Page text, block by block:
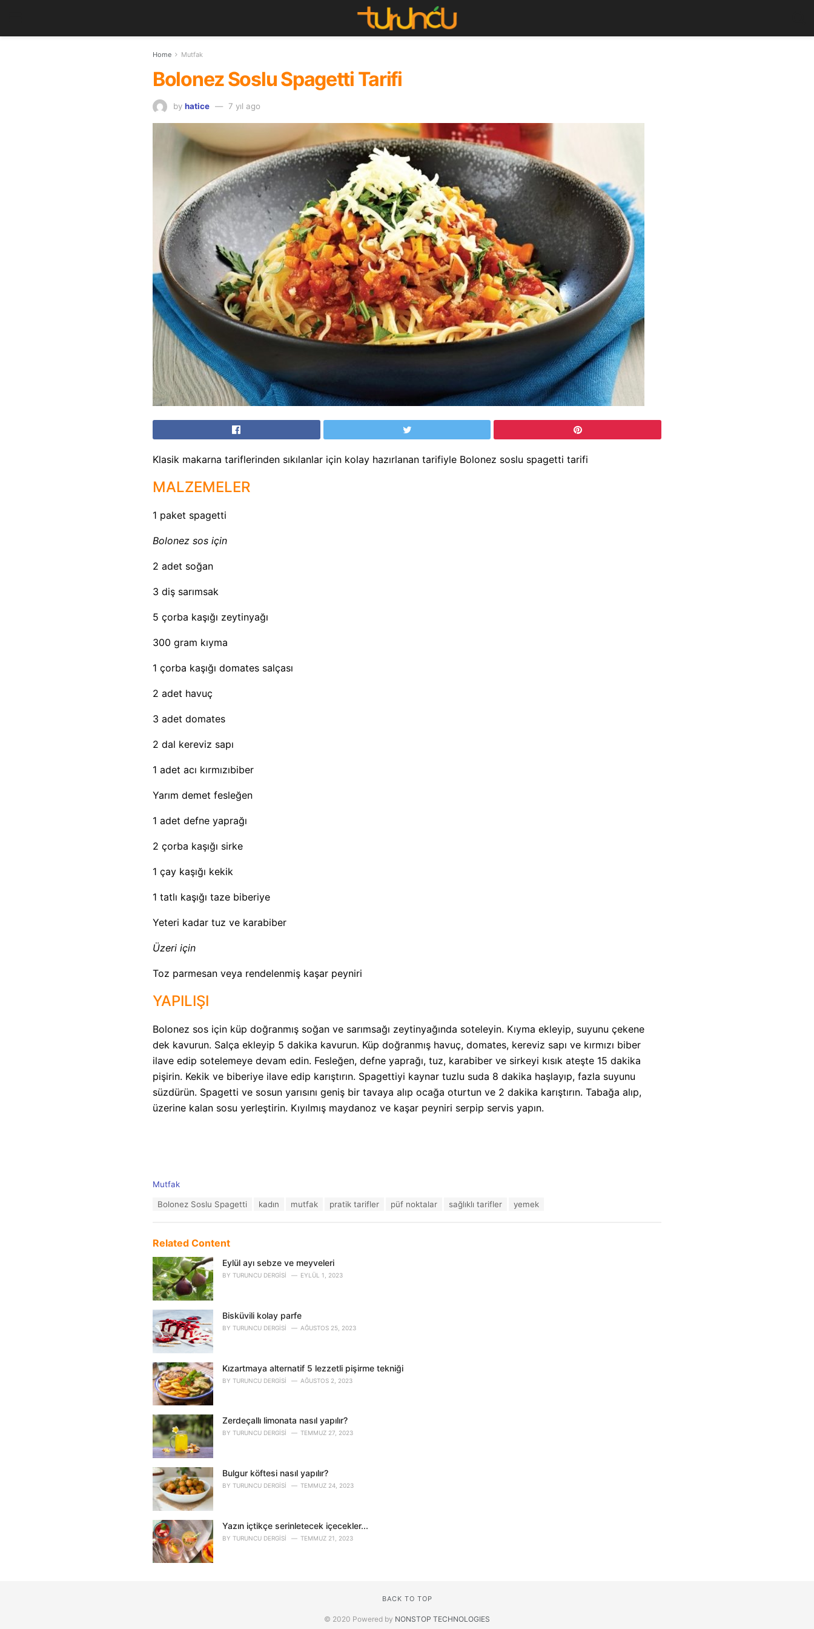
Home Mutfak
Bolonez Soslu Spagetti Tarifi
by hatice 7 yıl ago
Klasik makarna tariflerinden sıkılanlar için kolay hazırlanan tarifiyle Bolonez soslu spagetti tarifi
MALZEMELER
1 paket spagetti
Bolonez sos için
2 adet soğan
3 diş sarımsak
5 çorba kaşığı zeytinyağı
300 gram kıyma
1 çorba kaşığı domates salçası
2 adet havuç
3 adet domates
2 dal kereviz sapı
1 adet acı kırmızıbiber
Yarım demet fesleğen
1 adet defne yaprağı
2 çorba kaşığı sirke
1 çay kaşığı kekik
1 tatlı kaşığı taze biberiye
Yeteri kadar tuz ve karabiber
Üzeri için
Toz parmesan veya rendelenmiş kaşar peyniri
YAPILIŞI
Bolonez sos için küp doğranmış soğan ve sarımsağı zeytinyağında soteleyin. Kıyma ekleyip, suyunu çekene
dek kavurun. Salça ekleyip 5 dakika kavurun. Küp doğranmış havuç, domates, kereviz sapı ve kırmızı biber
ilave edip sotelemeye devam edin. Fesleğen, defne yaprağı, tuz, karabiber ve sirkeyi kısık ateşte 15 dakika
pişirin. Kekik ve biberiye ilave edip karıştırın. Spagettiyi kaynar tuzlu suda 8 dakika haşlayıp, fazla suyunu
süzdürün. Spagetti ve sosun yarısını geniş bir tavaya alıp ocağa oturtun ve 2 dakika karıştırın. Tabağa alıp,
üzerine kalan sosu yerleştirin. Kıyılmış maydanoz ve kaşar peyniri serpip servis yapın.
C
o
r
i
e
s
:
Mutfak
:
Bolonez Soslu Spagetti kadın mutfak pratik tarifler püf noktalar sağlıklı tarifler yemek
Related Content
Eylül ayı sebze ve meyveleri
BY TURUNCU DERGISI EYLÜL 1, 2023
Bisküvili kolay parfe
BY TURUNCU DERGISI AĞUSTOS 25, 2023
Kızartmaya alternatif 5 lezzetli pişirme tekniği
BY TURUNCU DERGISI AĞUSTOS 2, 2023
Zerdeçallı limonata nasıl yapılır?
BY TURUNCU DERGISI TEMMUZ 27, 2023
Bulgur köftesi nasıl yapılır?
BY TURUNCU DERGISI TEMMUZ 24, 2023
Yazın içtikçe serinletecek içecekler...
BY TURUNCU DERGISI TEMMUZ 21, 2023
BACK TO TOP
© 2020 Powered by NONSTOP TECHNOLOGIES